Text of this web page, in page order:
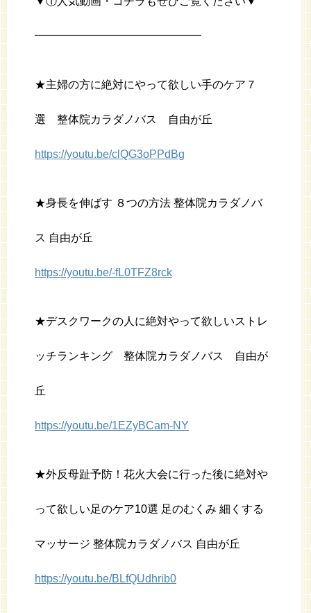
━━━━━━━━━━━━━━━
★主婦の方に絶対にやって欲しい手のケア７
選 整体院カラダノバス 自由が丘
https://youtu.be/clQG3oPPdBg
★身長を伸ばす ８つの方法 整体院カラダノバ
ス 自由が丘
https://youtu.be/-fL0TFZ8rck
★デスクワークの人に絶対やって欲しいストレ
ッチランキング 整体院カラダノバス 自由が
丘
https://youtu.be/1EZyBCam-NY
★外反母趾予防！花火大会に行った後に絶対や
って欲しい足のケア10選 足のむくみ 細くする
マッサージ 整体院カラダノバス 自由が丘
https://youtu.be/BLfQUdhrib0